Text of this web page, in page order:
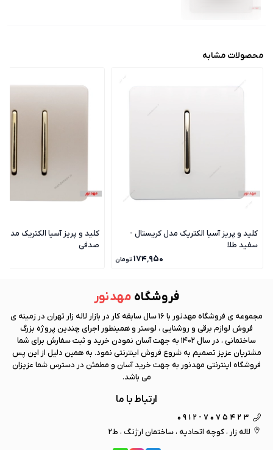
محصولات مشابه
کلید و پریز آسیا الکتریک مدل کریستال -
سفید طلا
۱۷۴٬۹۵۰ تومان
کلید و پریز آسیا الکتریک مدل
صدفی
فروشگاه مهد نور
مجموعه ی فروشگاه مهد نور
با 16 سال سابقه کار در بازار لاله زار تهران در زمینه ی
فروش لوازم برقی و روشنایی ، لوستر و همینطور اجرای چندین پروژه بزرگ
ساختمانی ، در سال 1402 به جهت آسان نمودن خرید و ثبت سفارش برای شما
مشتریان عزیز تصمیم به شروع فروش اینترنتی نمود. به همین دلیل از این پس
فروشگاه اینترنتی مهد نور به جهت خرید آسان و مطمئن در دسترس شما عزیزان
می باشد.
ارتباط با ما
0912-7075423
لاله زار ، کوچه اتحادیه ، ساختمان ارژنگ ، ط2